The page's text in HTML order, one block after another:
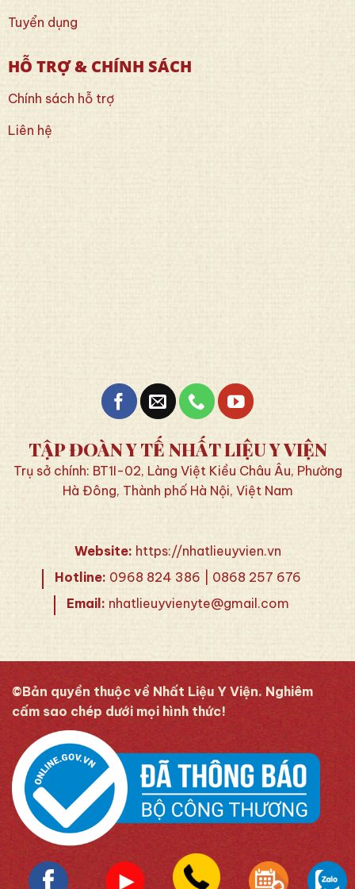
Tuyển dụng
HỖ TRỢ & CHÍNH SÁCH
Chính sách hỗ trợ
Liên hệ
TẬP ĐOÀN Y TẾ NHẤT LIỆU Y VIỆN
Trụ sở chính: BT1I-02, Làng Việt Kiều Châu Âu, Phường
Hà Đông, Thành phố Hà Nội, Việt Nam
Website: https://nhatlieuyvien.vn
Hotline: 0968 824 386 | 0868 257 676
Email: nhatlieuyvienyte@gmail.com
©Bản quyền thuộc về Nhất Liệu Y Viện. Nghiêm
cấm sao chép dưới mọi hình thức!